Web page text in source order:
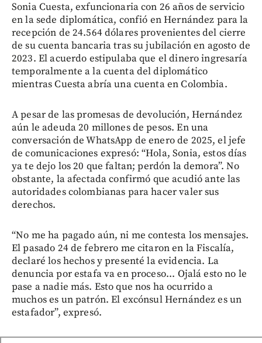
Sonia Cuesta, exfuncionaria con 26 años de servicio
en la sede diplomática, confió en Hernández para la
recepción de 24.564 dólares provenientes del cierre
de su cuenta bancaria tras su jubilación en agosto de
2023. El acuerdo estipulaba que el dinero ingresaría
temporalmente a la cuenta del diplomático
mientras Cuesta abría una cuenta en Colombia.
A pesar de las promesas de devolución, Hernández
aún le adeuda 20 millones de pesos. En una
conversación de WhatsApp de enero de 2025, el jefe
de comunicaciones expresó: “Hola, Sonia, estos días
ya te dejo los 20 que faltan; perdón la demora”. No
obstante, la afectada confirmó que acudió ante las
autoridades colombianas para hacer valer sus
derechos.
“No me ha pagado aún, ni me contesta los mensajes.
El pasado 24 de febrero me citaron en la Fiscalía,
declaré los hechos y presenté la evidencia. La
denuncia por estafa va en proceso... Ojalá esto no le
pase a nadie más. Esto que nos ha ocurrido a
muchos es un patrón. El excónsul Hernández es un
estafador”, expresó.